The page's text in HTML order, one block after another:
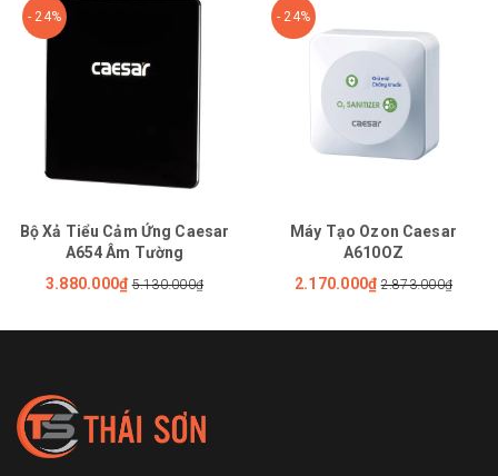
- 24%
Bộ Xả Tiểu Cảm Ứng Caesar
A654 Âm Tường
3.880.000₫ 5.130.000₫
- 24%
Máy Tạo Ozon Caesar
A610OZ
2.170.000₫ 2.873.000₫